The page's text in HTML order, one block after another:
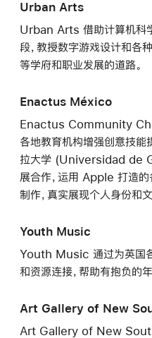
Urban Arts
Urban Arts 借助计算机科学
段，教授数字游戏设计和各
等学府和职业发展的道路。
Enactus México
Enactus Community
各地教育机构增强创意技能
拉大学 (Universidad de
展合作，运用 Apple 打造
制作，真实展现个人身份和文
Youth Music
Youth Music 通过为英国
和资源连接，帮助有抱负的
Art Gallery of New
Art Gallery of New